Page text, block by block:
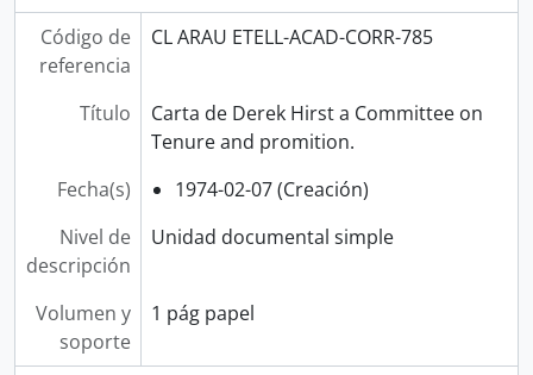
Código de
referencia
CL ARAU ETELL-ACAD-CORR-785
Título
Carta de Derek Hirst a Committee on
Tenure and promition.
Fecha(s)
1974-02-07 (Creación)
Nivel de
descripción
Unidad documental simple
Volumen y
soporte
1 pág papel